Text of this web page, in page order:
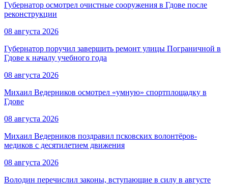
Губернатор осмотрел очистные сооружения в Гдове после
реконструкции
08 августа 2026
Губернатор поручил завершить ремонт улицы Пограничной в
Гдове к началу учебного года
08 августа 2026
Михаил Ведерников осмотрел «умную» спортплощадку в
Гдове
08 августа 2026
Михаил Ведерников поздравил псковских волонтёров-
медиков с десятилетием движения
08 августа 2026
Володин перечислил законы, вступающие в силу в августе